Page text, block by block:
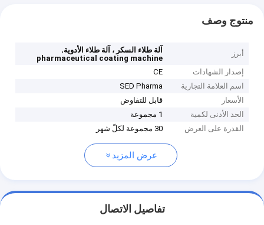
منتوج وصف
أبرز آلة طلاء السكر ، آلة طلاء الأدوية,
pharmaceutical coating machine
إصدار الشهادات
CE
اسم العلامة التجارية
SED Pharma
الأسعار
قابل للتفاوض
الحد الأدنى لكمية
1 مجموعة
القدرة على العرض
30 مجموعة لكلّ شهر
عرض المزيد
تفاصيل الاتصال